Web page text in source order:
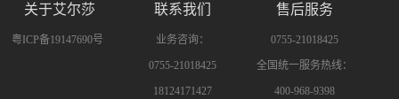
关于艾尔莎
粤ICP备19147690号
联系我们
业务咨询：
0755-21018425
18124171427
售后服务
0755-21018425
全国统一服务热线：
400-968-9398